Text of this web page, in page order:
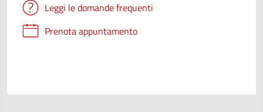
Leggi le domande frequenti
Prenota appuntamento